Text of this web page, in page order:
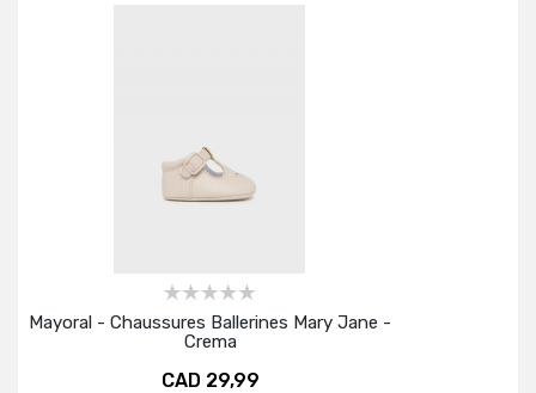
Mayoral - Chaussures Ballerines Mary Jane -
Crema
CAD 29,99